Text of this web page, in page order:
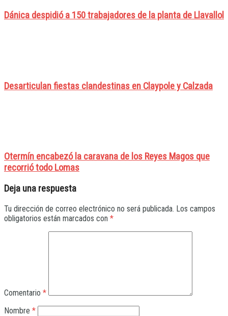
Dánica despidió a 150 trabajadores de la planta de Llavallol
Desarticulan fiestas clandestinas en Claypole y Calzada
Otermín encabezó la caravana de los Reyes Magos que
recorrió todo Lomas
Deja una respuesta
Tu dirección de correo electrónico no será publicada. Los campos
obligatorios están marcados con *
Comentario *
Nombre *